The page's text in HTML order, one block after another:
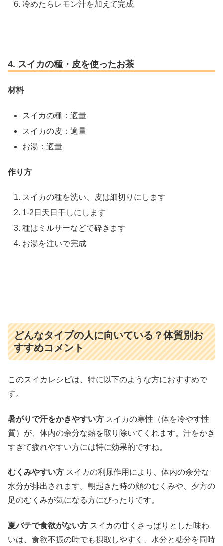
冷めたらレモン汁を加えて完成
4. スイカの種・皮を使ったお茶
材料
スイカの種：適量
スイカの皮：適量
お湯：適量
作り方
スイカの種を洗い、皮は細切りにします
1-2日天日干しにします
種はミルサーなどで砕きます
お湯を注いで完成
どんなタイプの人に向いている？体質別お
すすめコメント
このスイカレシピは、特に以下のような方におすすめで
す。
暑がりで汗をかきやすい方 スイカの寒性（体を冷やす性
質）が、体内の余分な熱を取り除いてくれます。汗をかき
すぎて疲れやすい方には特に効果的ですね。
むくみやすい方 スイカの利尿作用により、体内の余分な
水分が排出されます。朝起きた時の顔のむくみや、夕方の
足のむくみが気になる方にぴったりです。
夏バテで食欲がない方 スイカの甘くさっぱりとした味わ
いは、食欲不振の時でも摂取しやすく、水分と糖分を同時